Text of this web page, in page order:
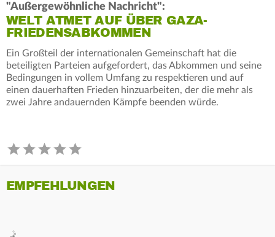
"Außergewöhnliche Nachricht":
WELT ATMET AUF ÜBER GAZA-
FRIEDENSABKOMMEN
Ein Großteil der internationalen Gemeinschaft hat die
beteiligten Parteien aufgefordert, das Abkommen und seine
Bedingungen in vollem Umfang zu respektieren und auf
einen dauerhaften Frieden hinzuarbeiten, der die mehr als
zwei Jahre andauernden Kämpfe beenden würde.
EMPFEHLUNGEN